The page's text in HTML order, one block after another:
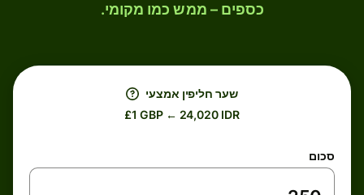
כספים – ממש כמו מקומי.
שער חליפין אמצעי
£1 GBP ← 24,020 IDR
סכום